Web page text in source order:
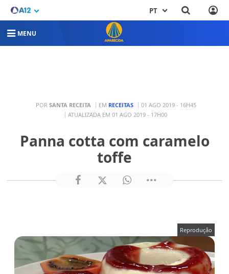
PT
MENU
POR SANTA RECEITA EM RECEITAS
01 AGO 2019 - 16H45
ATUALIZADA EM 01 AGO 2019 - 17H00
Panna cotta com caramelo
toffe
Reprodução